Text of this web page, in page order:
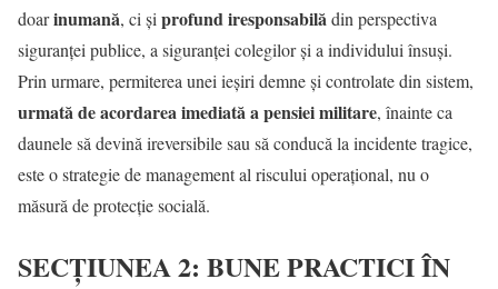
doarinumană, ci și profund iresponsabilădin perspectiva
siguranței publice, a siguranței colegilor și a individului însuși.
Prin urmare, permiterea unei ieșiri demne și controlate din sistem,
urmată de acordarea imediată a pensiei militare, înainte ca
daunele să devină ireversibile sau să conducă la incidente tragice,
este o strategie de management al riscului operațional, nu o
măsură de protecție socială.
SECȚIUNEA 2: BUNE PRACTICI ÎN